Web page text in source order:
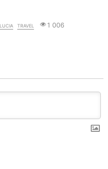
travel 1 006